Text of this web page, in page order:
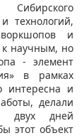
технологий,
и
к научным, но
- элемент
в рамках
интересна и
делали
двух дней
этот объект